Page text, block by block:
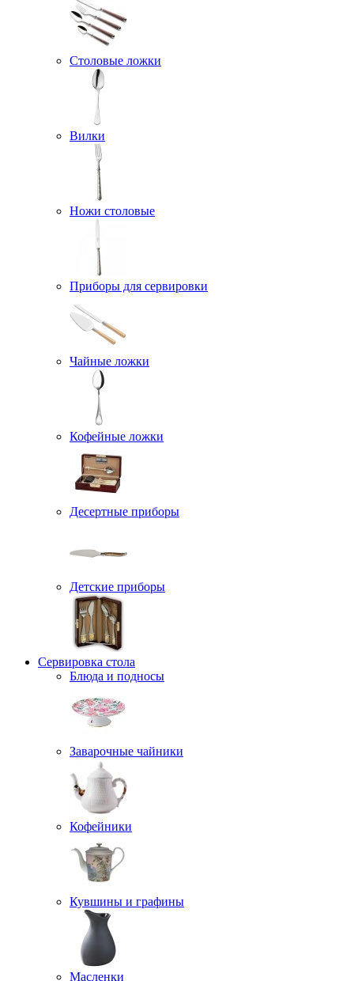
Столовые ложки
Вилки
Ножи столовые
Приборы для сервировки
Чайные ложки
Кофейные ложки
Десертные приборы
Детские приборы
Сервировка стола
Блюда и подносы
Заварочные чайники
Кофейники
Кувшины и графины
Масленки